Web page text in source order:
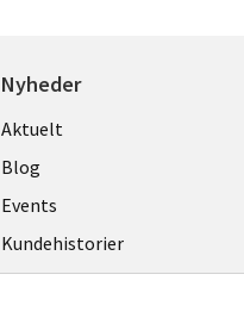
Nyheder
Useful
links
DENMARK
Aktuelt
Blog
Events
Kundehistorier
Videoer